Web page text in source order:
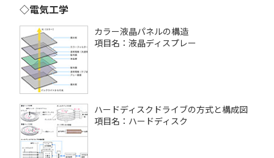
◇電気工学
カラー液晶パネルの構造
項目名：液晶ディスプレー
ハードディスクドライブの方式と構成図
項目名：ハードディスク